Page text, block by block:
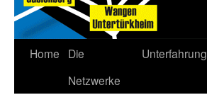
Home
Die
Netzwerke
Unterfahrung